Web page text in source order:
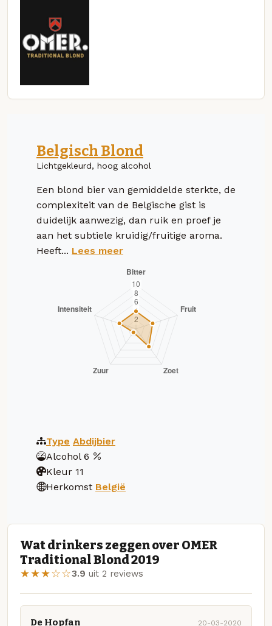
Belgisch Blond
Lichtgekleurd, hoog alcohol
Een blond bier van gemiddelde sterkte, de
complexiteit van de Belgische gist is
duidelijk aanwezig, dan ruik en proef je
aan het subtiele kruidig/fruitige aroma.
Heeft... Lees meer
Type Abdijbier
Alcohol 6
Kleur 11
Herkomst België
Wat drinkers zeggen over OMER
Traditional Blond 2019
★★★☆☆3.9 uit 2 reviews
De Hopfan 20-03-2020